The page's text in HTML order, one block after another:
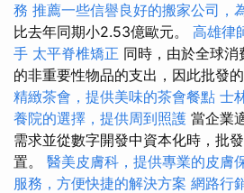
務 推薦一些信譽良好的搬家公司，
比去年同期小2.53億歐元。 高雄律
手 太平脊椎矯正 同時，由於全球消
的非重要性物品的支出，因此批發
精緻茶會，提供美味的茶會餐點 士
養院的選擇，提供周到照護 當企業
需求並從數字開發中資本化時，批
置。 醫美皮膚科，提供專業的皮膚
服務，方便快捷的解決方案 網路行